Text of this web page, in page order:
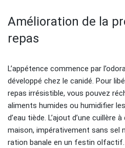
Amélioration de la
repas
L’appétence commence par
développé chez le canidé. Pour
repas irrésistible, vous pouvez
aliments humides ou humidifier
d’eau tiède. L’ajout d’une cuillère
maison, impérativement sans sel
ration banale en un festin